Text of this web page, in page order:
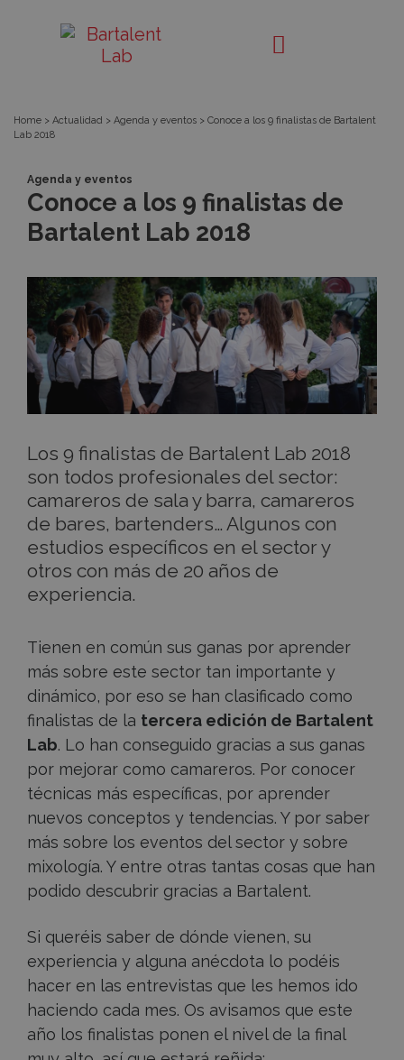
Conoce
los
finalistas
de
Bartalent
Lab
2018
Bartalent
Lab
Home > Actualidad > Agenda y eventos > Conoce a los 9 finalistas de Bartalent
Lab 2018
Agenda y eventos
Conoce a los 9 finalistas de
Bartalent Lab 2018
Los 9 finalistas de Bartalent Lab 2018
son todos profesionales del sector:
camareros de sala y barra, camareros
de bares, bartenders… Algunos con
estudios específicos en el sector y
otros con más de 20 años de
experiencia.
Tienen en común sus ganas por aprender
más sobre este sector tan importante y
dinámico, por eso se han clasificado como
finalistas de la tercera edición de Bartalent
Lab. Lo han conseguido gracias a sus ganas
por mejorar como camareros. Por conocer
técnicas más específicas, por aprender
nuevos conceptos y tendencias. Y por saber
más sobre los eventos del sector y sobre
mixología. Y entre otras tantas cosas que han
podido descubrir gracias a Bartalent.
Si queréis saber de dónde vienen, su
experiencia y alguna anécdota lo podéis
hacer en las entrevistas que les hemos ido
haciendo cada mes. Os avisamos que este
año los finalistas ponen el nivel de la final